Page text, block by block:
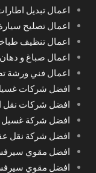
اعمال تبديل
اعمال تصليح
اعمال تنظيف
اعمال صباغ و
اعمال فني ورشة
افضل شركات
افضل شركات نقل
افضل شركة غسيل
افضل شركة نقل
افضل مقوي سيرفس
افضل مقوي